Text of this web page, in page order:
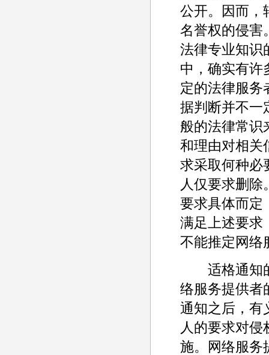
公开。因而，
名誉权的侵害
法律专业知识
中，确实有许
定的法律服务
据判断并不一
般的法律常识
和理由对相关
求采取何种必
人仅要求删
要求具体而定
满足上述要求
不能推定网络
适格通知的
络服务提供者
通知之后，有
人的要求对
施。网络服务